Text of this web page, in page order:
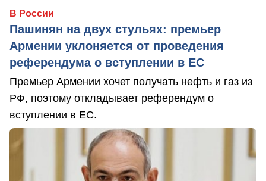
В России
Пашинян на двух стульях: премьер
Армении уклоняется от проведения
референдума о вступлении в ЕС
Премьер Армении хочет получать нефть и газ из
РФ, поэтому откладывает референдум о
вступлении в ЕС.